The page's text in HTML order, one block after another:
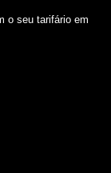
o seu tarifário em